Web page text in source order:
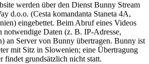
werden über den Dienst Bunny Stream
d.o.o. (Cesta komandanta Staneta 4A,
eingebettet. Beim Abruf eines Videos
notwendige Daten (z. B. IP-Adresse,
an Server von Bunny übertragen. Bunny ist
mit Sitz in Slowenien; eine Übertragung
findet grundsätzlich nicht statt.